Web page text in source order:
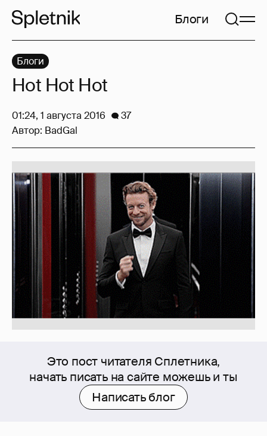
Блоги
Это пост читателя Сплетника,
начать писать на сайте можешь и ты
Написать блог
Блоги
Hot Hot Hot
01:24, 1 августа 2016
37
Автор: BadGal